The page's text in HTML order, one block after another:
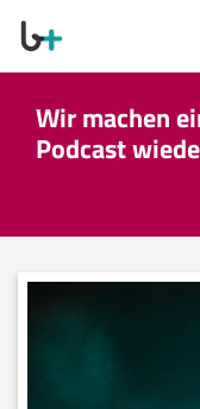
Wir machen
Podcast